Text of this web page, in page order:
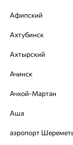
Каталог
Акции
Доставка
Покупателям
О нас
Магазины и
Афипский
Ахтубинск
Ахтырский
Ачинск
Ачхой-Мартан
Аша
аэропорт